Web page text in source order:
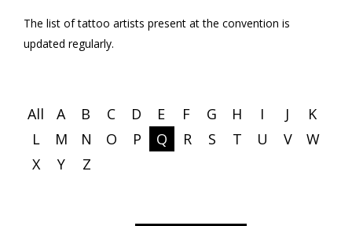
The list of tattoo artists present at the convention is
updated regularly.
All A B C D E F G H I J
K
L
M N O P Q R S T U V
W
X
Y Z